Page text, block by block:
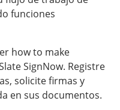
funciones
how to make
SignNow. Registre
solicite firmas y
en sus documentos.